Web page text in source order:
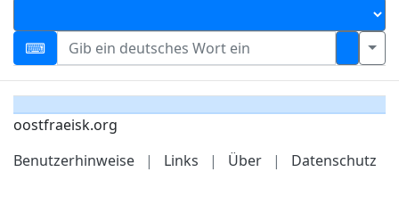
oostfraeisk.org
Benutzerhinweise
| Links | Über | Datenschutz